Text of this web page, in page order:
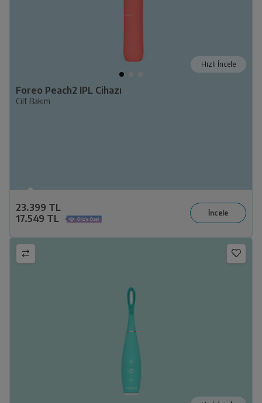
Hızlı İncele
Foreo Peach2 IPL Cihazı
Cilt Bakım
23.399 TL
17.549 TL